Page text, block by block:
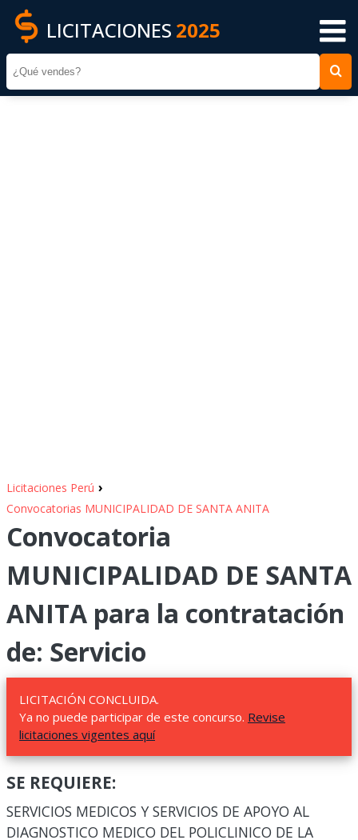
LICITACIONES 2025
Licitaciones Perú ›
Convocatorias MUNICIPALIDAD DE SANTA ANITA
Convocatoria
MUNICIPALIDAD DE SANTA
ANITA para la contratación
de: Servicio
LICITACIÓN CONCLUIDA.
Ya no puede participar de este concurso. Revise
licitaciones vigentes aquí
SE REQUIERE:
SERVICIOS MEDICOS Y SERVICIOS DE APOYO AL
DIAGNOSTICO MEDICO DEL POLICLINICO DE LA